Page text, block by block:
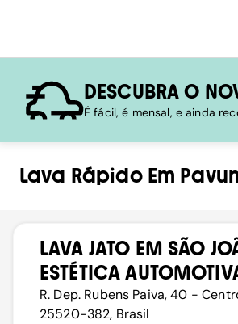
DESCUBRA O
É fácil, é mensal, e ainda
Lava RápidoEm
LAVA JATO EM SÃO
ESTÉTICA
R. Dep. Rubens Paiva, 40 -
25520-382, Brasil